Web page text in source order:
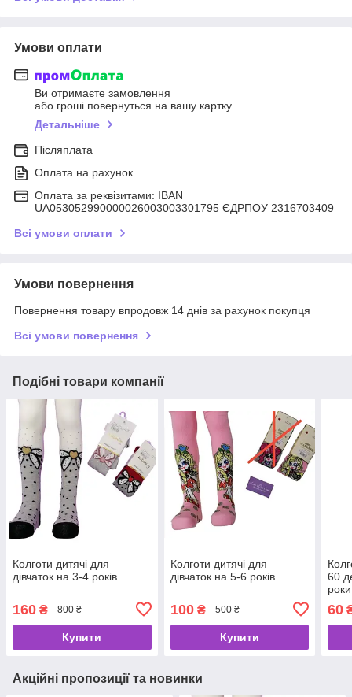
Умови оплати
Ви отримаєте замовлення
або гроші повернуться на вашу картку
Детальніше
Післяплата
Оплата на рахунок
Оплата за реквізитами: IBAN
UA053052990000026003003301795 ЄДРПОУ 2316703409
Всі умови оплати
Умови повернення
Повернення товару впродовж 14 днів за рахунок покупця
Всі умови повернення
Подібні товари компанії
Колготи дитячі для
дівчаток на 3-4 років
160 ₴ 800 ₴
Купити
Колготи дитячі для
дівчаток на 5-6 років
100₴ 500 ₴
Купити
60
роки
60
Акційні пропозиції та новинки